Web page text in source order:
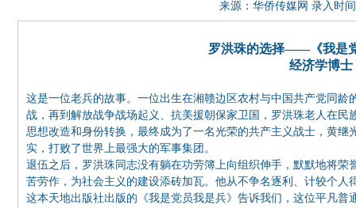
来源： 华侨传媒网 录入时
罗洪珠的选择——《我是
经济学博士
这是一位老兵的故事。一位出生在湘赣边区农村与中国共产党同
战，再到解放战争战场起义、抗美援朝保家卫国，罗洪珠老人在
思想改造和身份转换，最终成为了一名光荣的共产主义战士，黄
实，打败了世界上最强大的军事集团。
退伍之后，罗洪珠同志没有躺在功劳簿上向组织伸手，默默地将
苦劳作，为社会主义的建设添砖加瓦。他从不争名逐利、计较个人
这本天地出版社出版的《我是党员我是兵》告诉我们，这位平凡